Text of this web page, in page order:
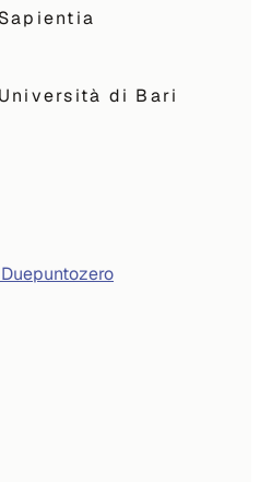
Sapientia
Università di Bari